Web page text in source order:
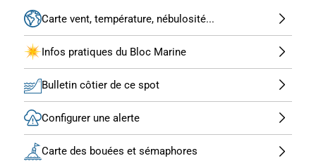
Carte vent, température, nébulosité...
Infos pratiques du Bloc Marine
Bulletin côtier de ce spot
Configurer une alerte
Carte des bouées et sémaphores